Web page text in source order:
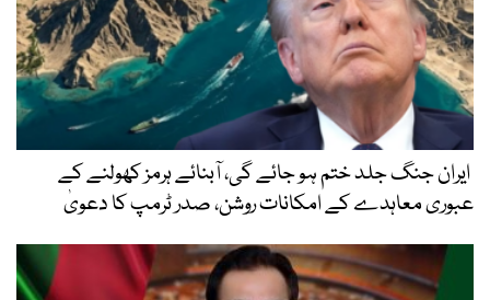
ایران جنگ جلد ختم ہو جائے گی، آبنائے ہرمز کھولنے کے
عبوری معاہدے کے امکانات روشن، صدر ٹرمپ کا دعویٰ